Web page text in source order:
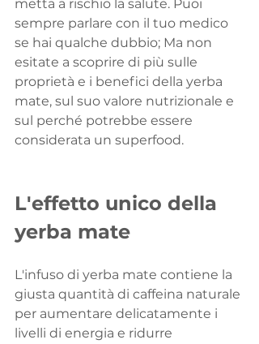
metta a rischio la salute. Puoi
sempre parlare con il tuo medico
se hai qualche dubbio; Ma non
esitate a scoprire di più sulle
proprietà e i benefici della yerba
mate, sul suo valore nutrizionale e
sul perché potrebbe essere
considerata un superfood.
L'effetto unico della
yerba mate
L'infuso di yerba mate contiene la
giusta quantità di caffeina naturale
per aumentare delicatamente i
livelli di energia e ridurre